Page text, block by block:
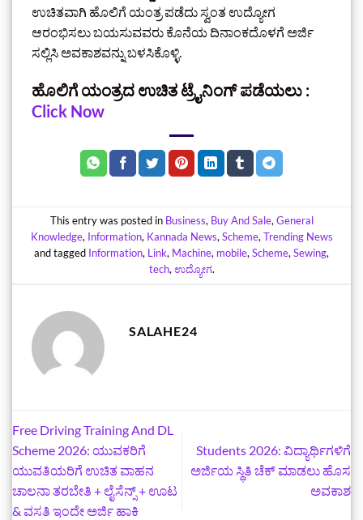
ಉಚಿತವಾಗಿ ಹೊಲಿಗೆ ಯಂತ್ರ ಪಡೆದು ಸ್ವಂತ ಉದ್ಯೋಗ
ಆರಂಭಿಸಲು ಬಯಸುವವರು ಕೊನೆಯ ದಿನಾಂಕದೊಳಗೆ ಅರ್ಜಿ
ಸಲ್ಲಿಸಿ ಅವಕಾಶವನ್ನು ಬಳಸಿಕೊಳ್ಳಿ.
ಹೊಲಿಗೆ ಯಂತ್ರದ ಉಚಿತ ಟ್ರೈನಿಂಗ್‌ ಪಡೆಯಲು :
Click Now
This entry was posted in Business, Buy And Sale,General
Knowledge, Information, Kannada News,Scheme,Trending News
and tagged Information, Link, Machine, mobile,Scheme,Sewing,
tech,ಉದ್ಯೋಗ.
SALAHE24
Free Driving Training And DL
Scheme 2026: ಯುವಕರಿಗೆ
ಯುವತಿಯರಿಗೆ ಉಚಿತ ವಾಹನ
ಚಾಲನಾ ತರಬೇತಿ + ಲೈಸೆನ್ಸ್ + ಊಟ
& ವಸತಿ ಇಂದೇ ಅರ್ಜಿ ಹಾಕಿ
Students 2026: ವಿದ್ಯಾರ್ಥಿಗಳಿಗೆ
ಅರ್ಜಿಯ ಸ್ಥಿತಿ ಚೆಕ್ ಮಾಡಲು ಹೊಸ
ಅವಕಾಶ